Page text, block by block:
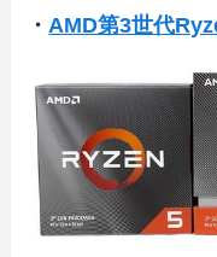
・AMD第3世代